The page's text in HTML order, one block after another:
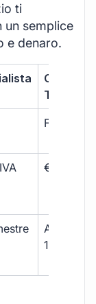
ti
un semplice
e denaro.
Fino a 30
€500 –
A partire
1800 € +